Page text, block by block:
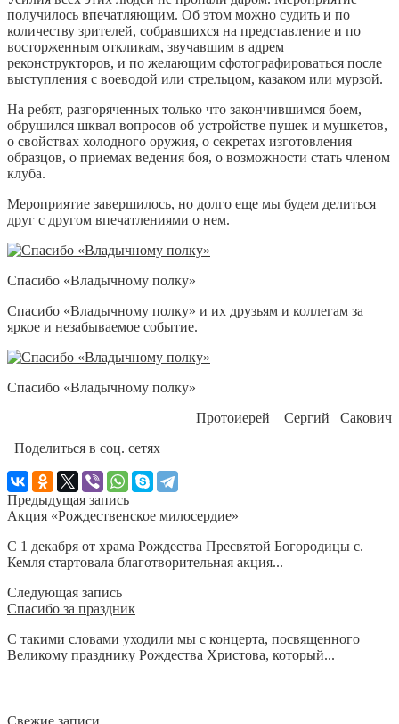
получилось впечатляющим. Об этом можно судить и по
количеству зрителей, собравшихся на представление и по
восторженным откликам, звучавшим в адрем
реконструкторов, и по желающим сфотографироваться после
выступления с воеводой или стрельцом, казаком или мурзой.
На ребят, разгоряченных только что закончившимся боем,
обрушился шквал вопросов об устройстве пушек и мушкетов,
о свойствах холодного оружия, о секретах изготовления
образцов, о приемах ведения боя, о возможности стать членом
клуба.
Мероприятие завершилось, но долго еще мы будем делиться
друг с другом впечатлениями о нем.
Спасибо «Владычному полку»
Спасибо «Владычному полку» и их друзьям и коллегам за
яркое и незабываемое событие.
Спасибо «Владычному полку»
Протоиерей Сергий Сакович
Поделиться в соц. сетях
Предыдущая запись
Акция «Рождественское милосердие»
С 1 декабря от храма Рождества Пресвятой Богородицы с.
Кемля стартовала благотворительная акция...
Следующая запись
Спасибо за праздник
С такими словами уходили мы с концерта, посвященного
Великому празднику Рождества Христова, который...
Свежие записи